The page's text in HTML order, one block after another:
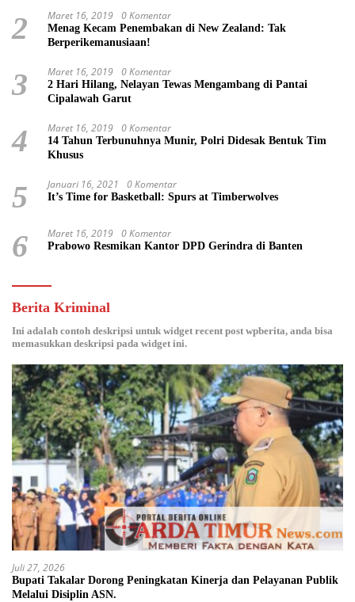
2 Maret 16, 2019 0 Komentar
Menag Kecam Penembakan di New Zealand: Tak
Berperikemanusiaan!
3 Maret 16, 2019 0 Komentar
2 Hari Hilang, Nelayan Tewas Mengambang di Pantai
Cipalawah Garut
4 Maret 16, 2019 0 Komentar
14 Tahun Terbunuhnya Munir, Polri Didesak Bentuk Tim
Khusus
5 Januari 16, 2021 0 Komentar
It’s Time for Basketball: Spurs at Timberwolves
6 Maret 16, 2019 0 Komentar
Prabowo Resmikan Kantor DPD Gerindra di Banten
Berita Kriminal
Ini adalah contoh deskripsi untuk widget recent post wpberita, anda bisa
memasukkan deskripsi pada widget ini.
Juli 27, 2026
Bupati Takalar Dorong Peningkatan Kinerja dan Pelayanan Publik
Melalui Disiplin ASN.